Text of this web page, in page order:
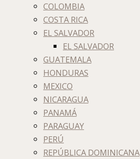
COLOMBIA
COSTA RICA
EL SALVADOR
EL SALVADOR
GUATEMALA
HONDURAS
MEXICO
NICARAGUA
PANAMÁ
PARAGUAY
PERÚ
REPÚBLICA DOMINICANA